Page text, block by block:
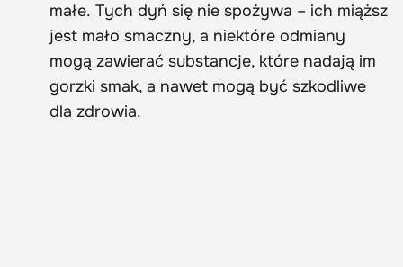
małe. Tych dyń się nie spożywa – ich miąższ
jest mało smaczny, a niektóre odmiany
mogą zawierać substancje, które nadają im
gorzki smak, a nawet mogą być szkodliwe
dla zdrowia.